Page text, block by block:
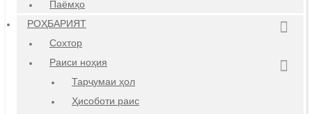
Паёмҳо
РОҲБАРИЯТ
Сохтор
Раиси ноҳия
Тарҷумаи ҳол
Ҳисоботи раис